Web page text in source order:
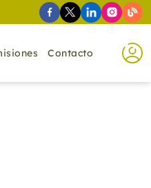
Contacto